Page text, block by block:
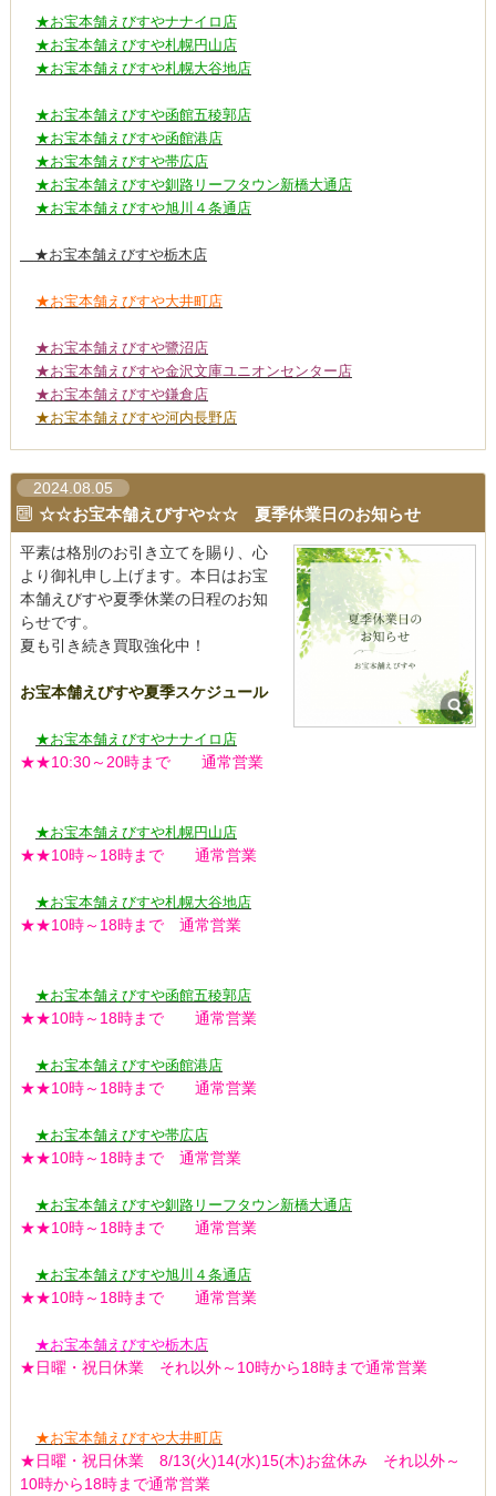
★お宝本舗えびすやナナイロ店
★お宝本舗えびすや札幌円山店
★お宝本舗えびすや札幌大谷地店
★お宝本舗えびすや函館五稜郭店
★お宝本舗えびすや函館港店
★お宝本舗えびすや帯広店
★お宝本舗えびすや釧路リーフタウン新橋大通店
★お宝本舗えびすや旭川４条通店
★お宝本舗えびすや栃木店
★お宝本舗えびすや大井町店
★お宝本舗えびすや鷺沼店
★お宝本舗えびすや金沢文庫ユニオンセンター店
★お宝本舗えびすや鎌倉店
★お宝本舗えびすや河内長野店
2024.08.05
☆☆お宝本舗えびすや☆☆ 夏季休業日のお知らせ
平素は格別のお引き立てを賜り、心
より御礼申し上げます。本日はお宝
本舗えびすや夏季休業の日程のお知
らせです。
夏も引き続き買取強化中！
お宝本舗えびすや夏季スケジュール
★お宝本舗えびすやナナイロ店
★★10:30～20時まで 通常営業
★お宝本舗えびすや札幌円山店
★★10時～18時まで 通常営業
★お宝本舗えびすや札幌大谷地店
★★10時～18時まで 通常営業
★お宝本舗えびすや函館五稜郭店
★★10時～18時まで 通常営業
★お宝本舗えびすや函館港店
★★10時～18時まで 通常営業
★お宝本舗えびすや帯広店
★★10時～18時まで 通常営業
★お宝本舗えびすや釧路リーフタウン新橋大通店
★★10時～18時まで 通常営業
★お宝本舗えびすや旭川４条通店
★★10時～18時まで 通常営業
★お宝本舗えびすや栃木店
★日曜・祝日休業 それ以外～10時から18時まで通常営業
★お宝本舗えびすや大井町店
★日曜・祝日休業 8/13(火)14(水)15(木)お盆休み それ以外～
10時から18時まで通常営業